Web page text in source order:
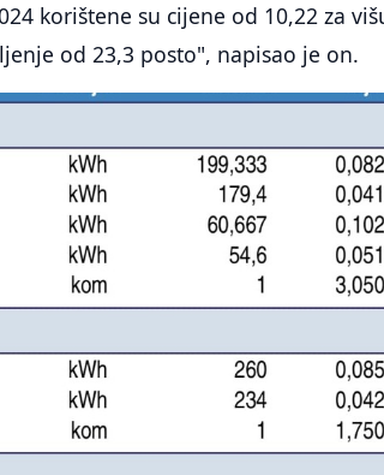
korištene su cijene od 10,22 za
od 23,3 posto", napisao je on.